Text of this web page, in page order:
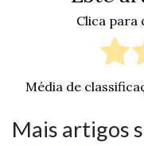
Clica para
Média de
Mais artigos